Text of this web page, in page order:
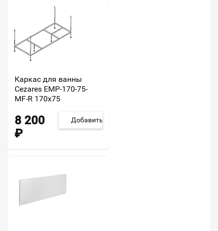
Каркас для ванны
Cezares EMP-170-75-
MF-R 170х75
8 200
₽
Добавить